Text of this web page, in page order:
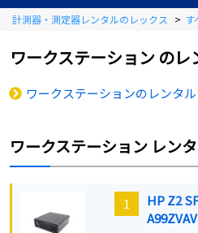
計測器・測定器レンタルのレックス > す
ワークステーション のレ
ワークステーションのレンタ
ワークステーション レン
1
HP Z2